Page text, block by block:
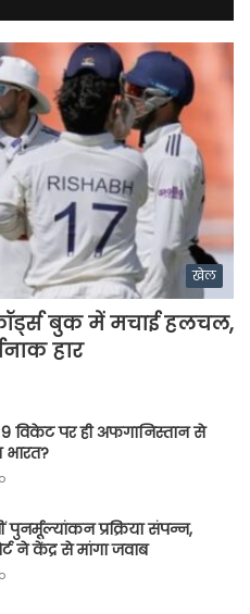
खेल
बुक में मचाई हलचल,
हार
9 विकेट पर ही अफगानिस्तान से
पुनर्मूल्यांकन प्रक्रिया संपन्न,
ने केंद्र से मांगा जवाब